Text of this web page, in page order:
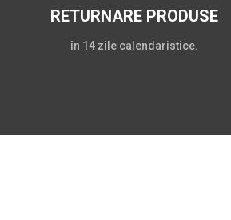
RETURNARE PRODUSE
în 14 zile calendaristice.